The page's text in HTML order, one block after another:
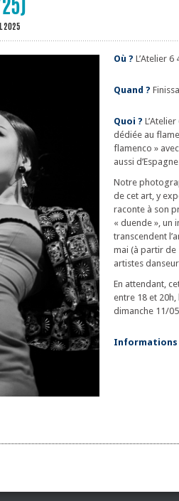
2025
Où ? L’Atelier 6
Quand ?
Quoi ?
dédiée au
flamenco »
aussi
Notre
de cet art, y
raconte à son
« duende », un
transcendent
mai (à partir de
artistes
En attendant,
entre 18 et
dimanche 11/
Informations